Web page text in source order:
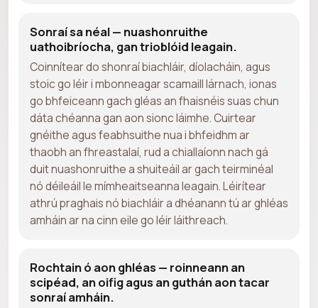
Sonraí sa néal — nuashonruithe
uathoibríocha, gan trioblóid leagain.
Coinnítear do shonraí biachláir, díolacháin, agus
stoic go léir i mbonneagar scamaill lárnach, ionas
go bhfeiceann gach gléas an fhaisnéis suas chun
dáta chéanna gan aon sionc láimhe. Cuirtear
gnéithe agus feabhsuithe nua i bhfeidhm ar
thaobh an fhreastalaí, rud a chiallaíonn nach gá
duit nuashonruithe a shuiteáil ar gach teirminéal
nó déileáil le mímheaitseanna leagain. Léirítear
athrú praghais nó biachláir a dhéanann tú ar ghléas
amháin ar na cinn eile go léir láithreach.
Rochtain ó aon ghléas — roinneann an
scipéad, an oifig agus an guthán aon tacar
sonraí amháin.